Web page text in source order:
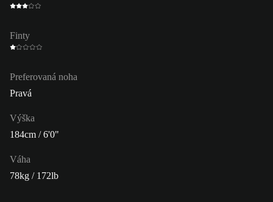
Finty
Preferovaná noha
Pravá
Výška
184cm / 6'0"
Váha
78kg / 172lb